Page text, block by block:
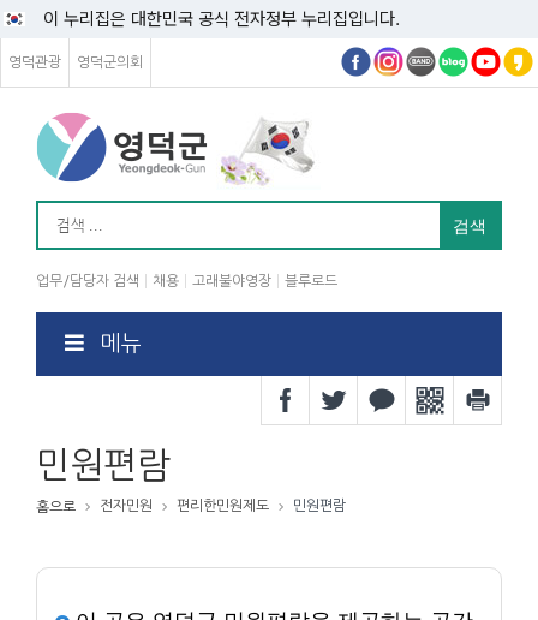
이 누리집은 대한민국 공식 전자정부 누리집입니다.
영덕관광 영덕군의회
업무/담당자 검색 채용 고래불야영장 블루로드
메뉴
민원편람
홈으로 전자민원 편리한민원제도 민원편람